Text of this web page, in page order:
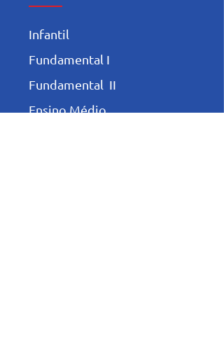
Infantil
Fundamental I
Fundamental II
Ensino Médio